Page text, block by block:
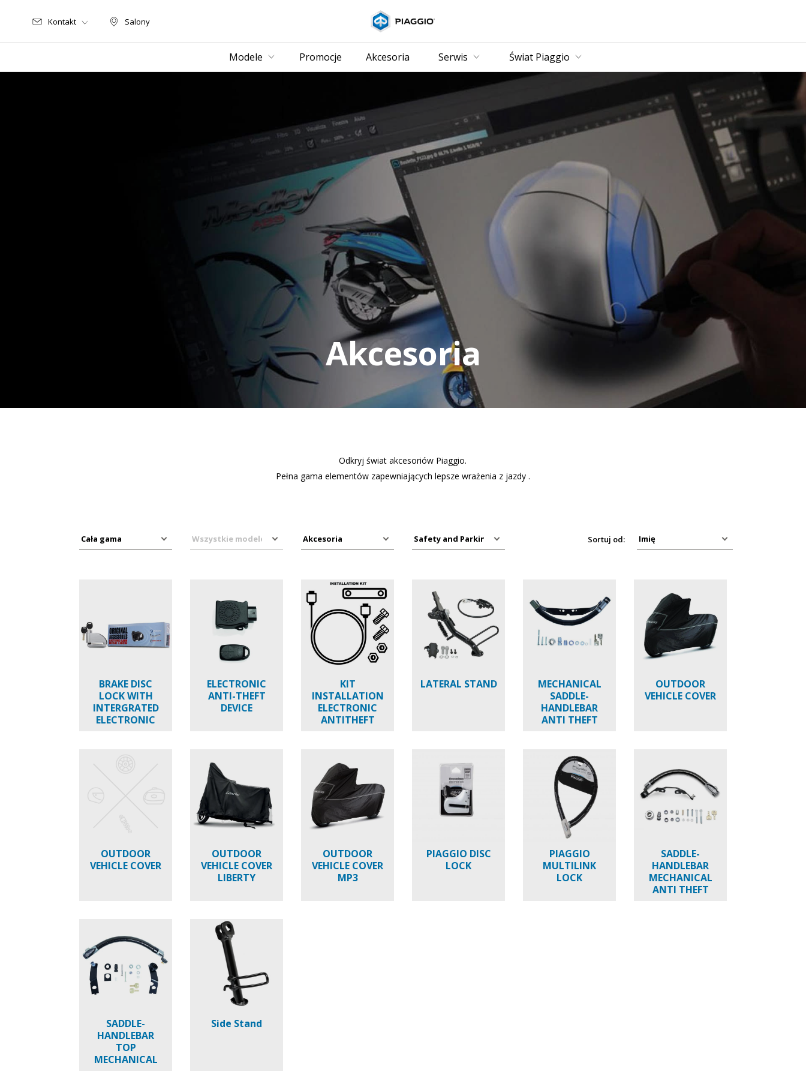
Salony
Salony
Kontakt
Modele Promocje Akcesoria Serwis Świat Piaggio
Akcesoria
Odkryj świat akcesoriów Piaggio.
Pełna gama elementów zapewniających lepsze wrażenia z jazdy .
Sortuj od:
BRAKE DISC
LOCK WITH
INTERGRATED
ELECTRONIC
ELECTRONIC
ANTI-THEFT
DEVICE
KIT
INSTALLATION
ELECTRONIC
ANTITHEFT
LATERAL STAND
MECHANICAL
SADDLE-
HANDLEBAR
ANTI THEFT
OUTDOOR
VEHICLE COVER
OUTDOOR
VEHICLE COVER
OUTDOOR
VEHICLE COVER
LIBERTY
OUTDOOR
VEHICLE COVER
MP3
PIAGGIO DISC
LOCK
PIAGGIO
MULTILINK
LOCK
SADDLE-
HANDLEBAR
MECHANICAL
ANTI THEFT
SADDLE-
HANDLEBAR
TOP
MECHANICAL
Side Stand